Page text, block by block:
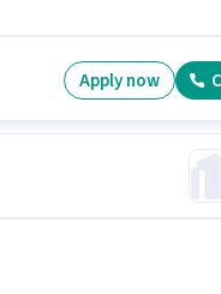
Apply now